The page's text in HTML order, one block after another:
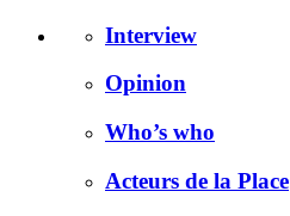
Interview
Opinion
Who’s who
Acteurs de la Place